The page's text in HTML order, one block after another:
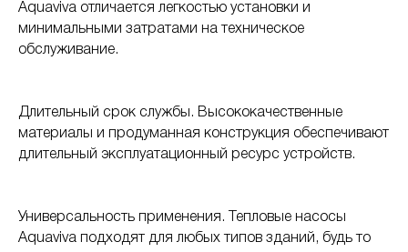
Aquaviva отличается легкостью установки и
минимальными затратами на техническое
обслуживание.
Длительный срок службы. Высококачественные
материалы и продуманная конструкция обеспечивают
длительный эксплуатационный ресурс устройств.
Универсальность применения. Тепловые насосы
Aquaviva подходят для любых типов зданий, будь то